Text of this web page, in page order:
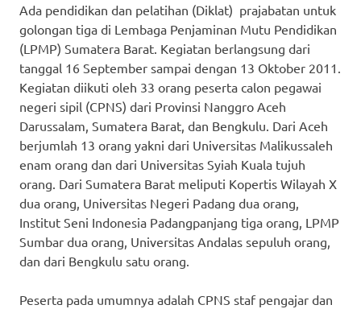
Ada pendidikan dan pelatihan (Diklat) prajabatan untuk
golongan tiga di Lembaga Penjaminan Mutu Pendidikan
(LPMP) Sumatera Barat. Kegiatan berlangsung dari
tanggal 16 September sampai dengan 13 Oktober 2011.
Kegiatan diikuti oleh 33 orang peserta calon pegawai
negeri sipil (CPNS) dari Provinsi Nanggro Aceh
Darussalam, Sumatera Barat, dan Bengkulu. Dari Aceh
berjumlah 13 orang yakni dari Universitas Malikussaleh
enam orang dan dari Universitas Syiah Kuala tujuh
orang. Dari Sumatera Barat meliputi Kopertis Wilayah X
dua orang, Universitas Negeri Padang dua orang,
Institut Seni Indonesia Padangpanjang tiga orang, LPMP
Sumbar dua orang, Universitas Andalas sepuluh orang,
dan dari Bengkulu satu orang.
Peserta pada umumnya adalah CPNS staf pengajar dan